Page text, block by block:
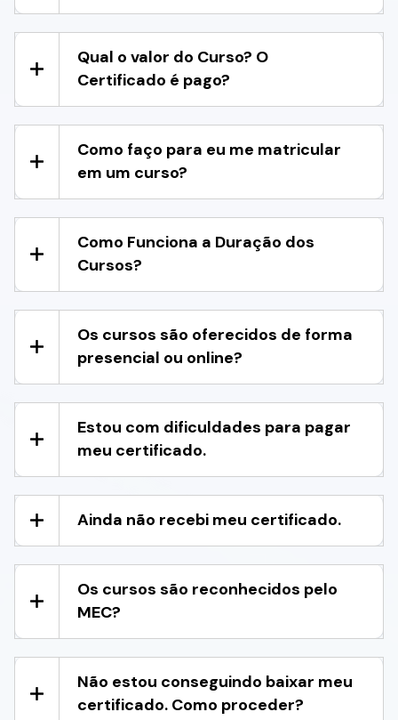
Qual o valor do Curso? O
Certificado é pago?
Como faço para eu me matricular
em um curso?
Como Funciona a Duração dos
Cursos?
Os cursos são oferecidos de forma
presencial ou online?
Estou com dificuldades para pagar
meu certificado.
Ainda não recebi meu certificado.
Os cursos são reconhecidos pelo
MEC?
Não estou conseguindo baixar meu
certificado. Como proceder?